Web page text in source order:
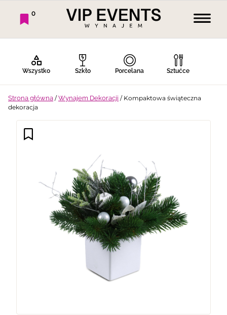
0
Wszystko Szkło Porcelana Sztućce
Dekoracje
Gotowanie Piknik Namioty
Pozostałe
Strona główna /Wynajem Dekoracji / Kompaktowa świąteczna
dekoracja